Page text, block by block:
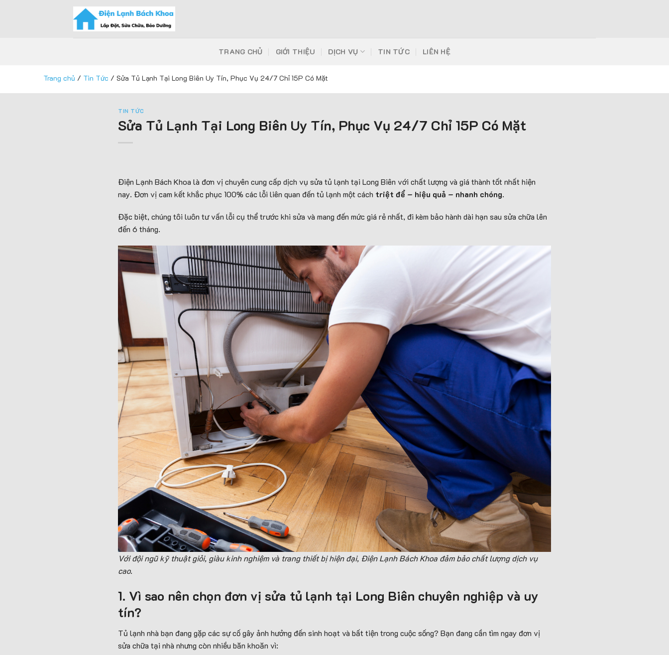
TRANG CHỦ GIỚI THIỆU DỊCH VỤ TIN TỨC LIÊN HỆ
Trang chủ / Tin Tức / Sửa Tủ Lạnh Tại Long Biên Uy Tín, Phục Vụ 24/7 Chỉ 15P Có Mặt
TIN TỨC
Sửa Tủ Lạnh Tại Long Biên Uy Tín, Phục Vụ 24/7 Chỉ 15P Có Mặt
Điện Lạnh Bách Khoa là đơn vị chuyên cung cấp dịch vụ sửa tủ lạnh tại Long Biên với chất lượng và giá thành tốt nhất hiện
nay. Đơn vị cam kết khắc phục 100% các lỗi liên quan đến tủ lạnh một cách triệt để – hiệu quả – nhanh chóng.
Đặc biệt, chúng tôi luôn tư vấn lỗi cụ thể trước khi sửa và mang đến mức giá rẻ nhất, đi kèm bảo hành dài hạn sau sửa chữa lên
đến 6 tháng.
Với đội ngũ kỹ thuật giỏi, giàu kinh nghiệm và trang thiết bị hiện đại, Điện Lạnh Bách Khoa đảm bảo chất lượng dịch vụ
cao.
1. Vì sao nên chọn đơn vị sửa tủ lạnh tại Long Biên chuyên nghiệp và uy
tín?
Tủ lạnh nhà bạn đang gặp các sự cố gây ảnh hưởng đến sinh hoạt và bất tiện trong cuộc sống? Bạn đang cần tìm ngay đơn vị
sửa chữa tại nhà nhưng còn nhiều băn khoăn vì: